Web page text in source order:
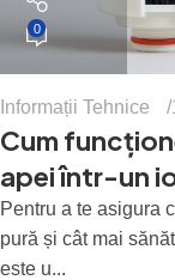
0
Informații Tehnice
Cum
apei într-un
Pentru a te asigura
pură și cât mai
este u...